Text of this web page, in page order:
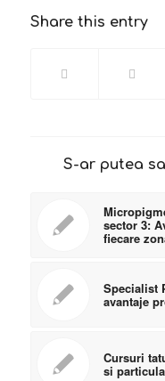
Share this entry
S-ar putea
sector 3:
fiecare
Specialist
avantaje
Cursuri
si